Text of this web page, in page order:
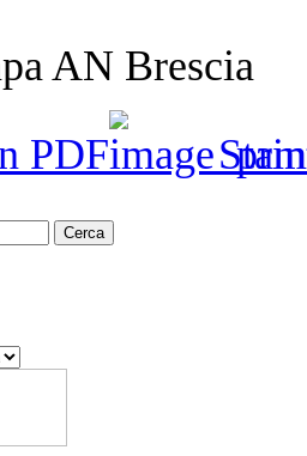
AN Brescia
PDF